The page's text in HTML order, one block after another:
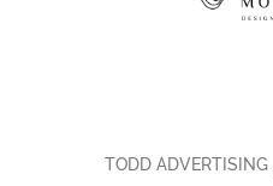
TODD ADVERTISING